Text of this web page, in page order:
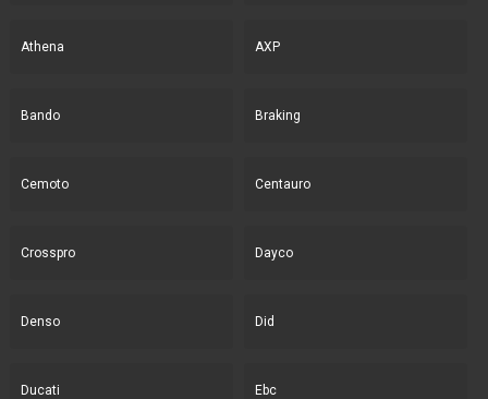
Athena AXP
Bando Braking
Cemoto Centauro
Crosspro Dayco
Denso Did
Ducati Ebc